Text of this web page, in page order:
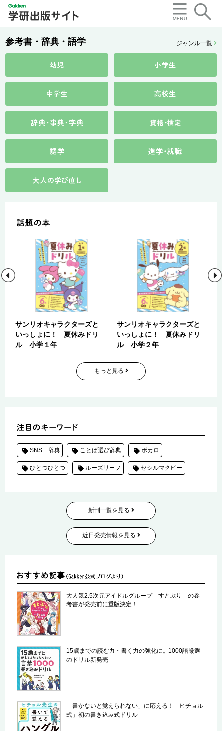
参考書・辞典・語学 ジャンル一覧
サンリオキャラクターズと
いっしょに！ 夏休みドリ
ル 小学１年
サンリオキャラクターズと
いっしょに！ 夏休みドリ
ル 小学２年
もっと見る
SNS 辞典 ことば選び辞典 ボカロ
ひとつひとつ ルーズリーフ セシルマクビー
新刊一覧を見る
近日発売情報を見る
大人気2.5次元アイドルグループ「すとぷり」の参
考書が発売前に重版決定！
15歳までの読む力・書く力の強化に。1000語厳選
のドリル新発売！
「書かないと覚えられない」に応える！「ヒチョル
式」初の書き込み式ドリル